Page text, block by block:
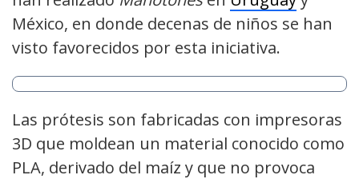
México, en donde decenas de niños se han
visto favorecidos por esta iniciativa.
Las prótesis son fabricadas con impresoras
3D que moldean un material conocido como
PLA, derivado del maíz y que no provoca